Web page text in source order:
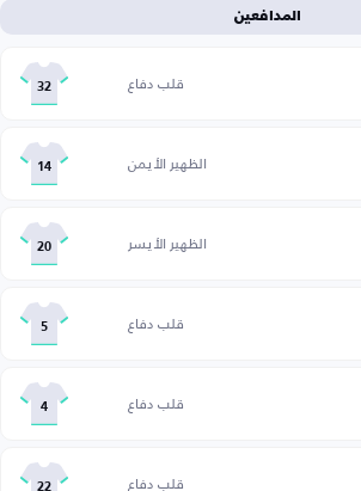
المدافعين
قلب دفاع 32
الظهير الأيمن 14
الظهير الأيسر 20
قلب دفاع 5
قلب دفاع 4
قلب دفاع 22